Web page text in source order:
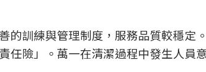
的訓練與管理制度，服務品質較穩定
任險」。萬一在清潔過程中發生人員